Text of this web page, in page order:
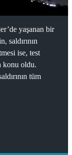
yaşanan bir
saldırının
ise, test
konu oldu.
tüm